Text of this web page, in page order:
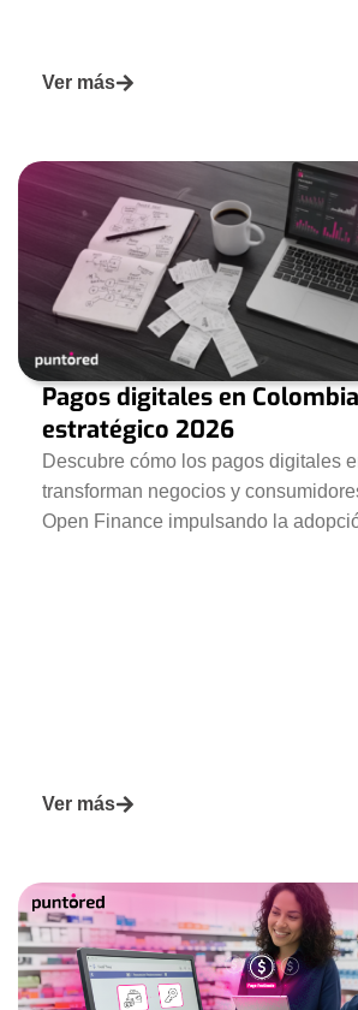
Ver más
Pagos digitales en
estratégico 2026
Descubre cómo los pagos digitales
transforman negocios y
Open Finance impulsando la
Ver más